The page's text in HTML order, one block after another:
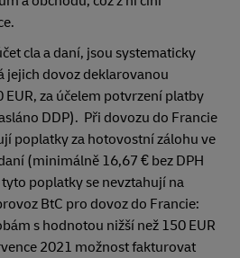
cla a daní, jsou systematicky
jejich dovoz deklarovanou
za účelem potvrzení platby
DDP). Při dovozu do Francie
poplatky za hotovostní zálohu ve
(minimálně 16,67 € bez DPH
poplatky se nevztahují na
BtC pro dovoz do Francie:
s hodnotou nižší než 150 EUR
2021 možnost fakturovat